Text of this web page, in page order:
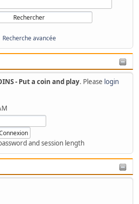
Recherche avancée
- Put a coin and play. Please login
and session length